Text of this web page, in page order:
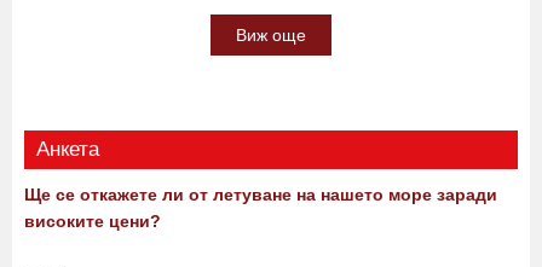
Виж още
Анкета
Ще се откажете ли от летуване на нашето море заради
високите цени?